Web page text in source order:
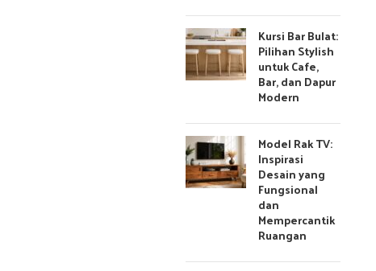
Kursi Bar Bulat:
Pilihan Stylish
untuk Cafe,
Bar, dan Dapur
Modern
Model Rak TV:
Inspirasi
Desain yang
Fungsional
dan
Mempercantik
Ruangan